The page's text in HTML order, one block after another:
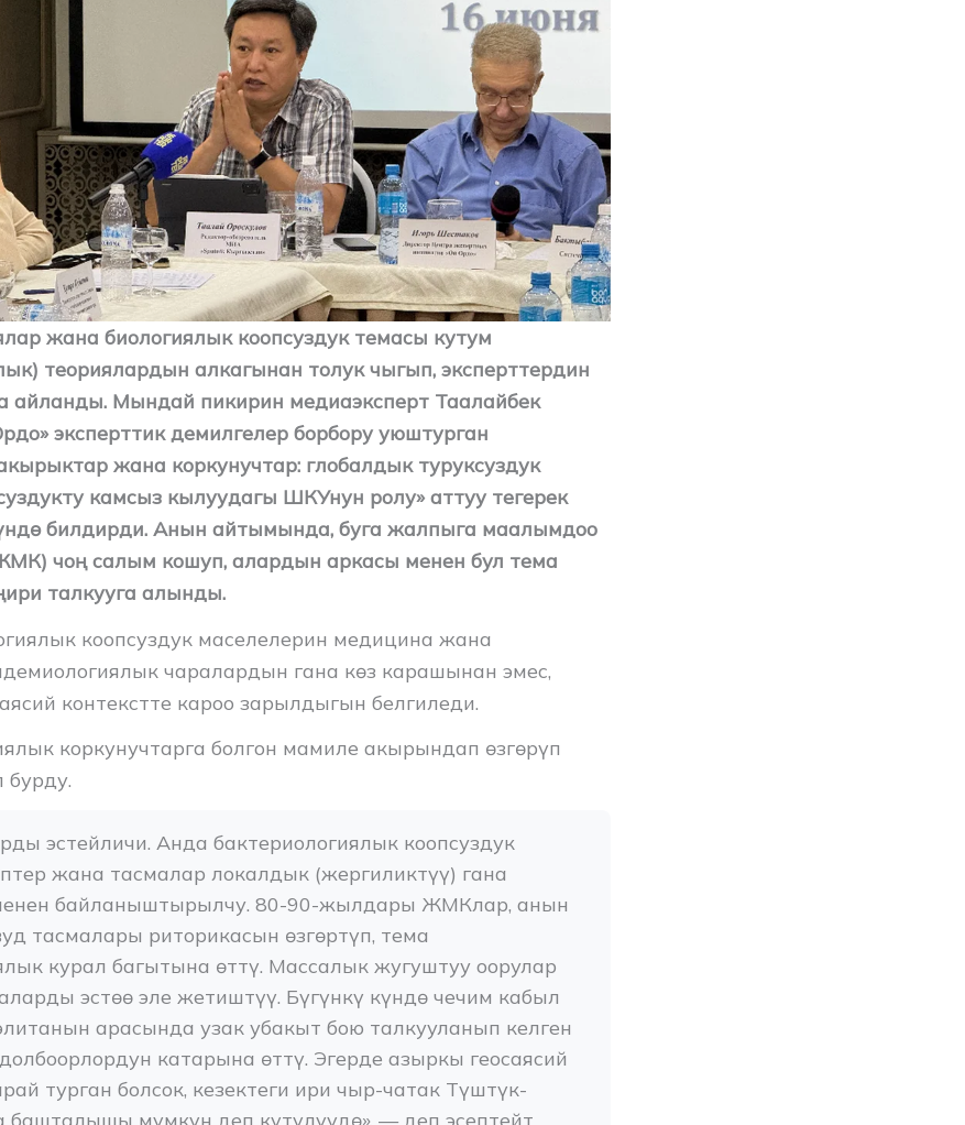
жана биологиялык коопсуздук темасы кутум
теориялардын алкагынан толук чыгып, эксперттердин
айланды. Мындай пикирин медиаэксперт Таалайбек
эксперттик демилгелер борбору уюштурган
жана коркунучтар: глобалдык туруксуздук
камсыз кылуудагы ШКУнун ролу» аттуу тегерек
билдирди. Анын айтымында, буга жалпыга маалымдоо
чоң салым кошуп, алардын аркасы менен бул тема
талкууга алынды.
коопсуздук маселелерин медицина жана
чаралардын гана көз карашынан эмес,
контекстте кароо зарылдыгын белгиледи.
коркунучтарга болгон мамиле акырындап өзгөрүп
бурду.
эстейличи. Анда бактериологиялык коопсуздук
жана тасмалар локалдык (жергиликтүү) гана
байланыштырылчу. 80-90-жылдары ЖМКлар, анын
тасмалары риторикасын өзгөртүп, тема
курал багытына өттү. Массалык жугуштуу оорулар
эстөө эле жетиштүү. Бүгүнкү күндө чечим кабыл
арасында узак убакыт бою талкууланып келген
катарына өттү. Эгерде азыркы геосаясий
турган болсок, кезектеги ири чыр-чатак Түштүк-
мүмкүн деп күтүлүүдө», — деп эсептейт